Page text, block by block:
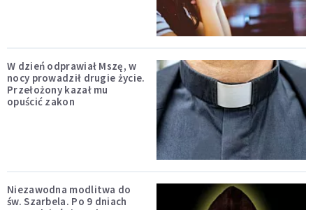
W dzień odprawiał Mszę, w
nocy prowadził drugie życie.
Przełożony kazał mu
opuścić zakon
Niezawodna modlitwa do
św. Szarbela. Po 9 dniach